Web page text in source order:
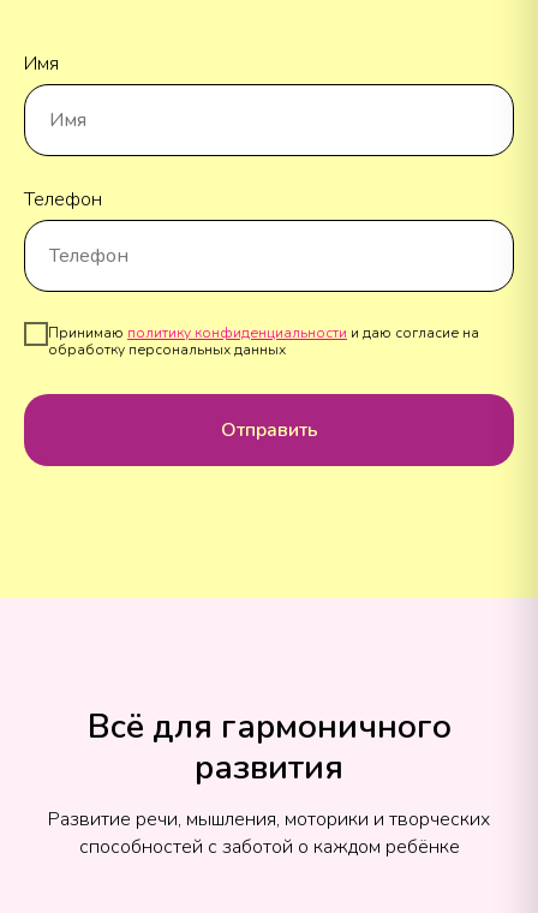
Имя
Телефон
Принимаю политику конфиденциальности и даю согласие на
обработку персональных данных
Отправить
Всё для гармоничного
развития
Развитие речи, мышления, моторики и творческих
способностей с заботой о каждом ребёнке